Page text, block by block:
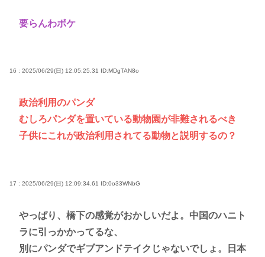
要らんわボケ
16 : 2025/06/29(日) 12:05:25.31 ID:MDgTAN8o
政治利用のパンダ
むしろパンダを置いている動物園が非難されるべき
子供にこれが政治利用されてる動物と説明するの？
17 : 2025/06/29(日) 12:09:34.61 ID:0o33WNbG
やっぱり、橋下の感覚がおかしいだよ。中国のハニト
ラに引っかかってるな、
別にパンダでギブアンドテイクじゃないでしょ。日本